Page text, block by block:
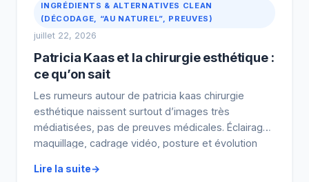
INGRÉDIENTS & ALTERNATIVES CLEAN
(DÉCODAGE, “AU NATUREL”, PREUVES)
juillet 22, 2026
Patricia Kaas et la chirurgie esthétique :
ce qu’on sait
Les rumeurs autour de patricia kaas chirurgie
esthétique naissent surtout d’images très
médiatisées, pas de preuves médicales. Éclairage,
maquillage, cadrage vidéo, posture et évolution
perception. (Et oui, c’est frustrant : on croit voir “un
Lire la suite